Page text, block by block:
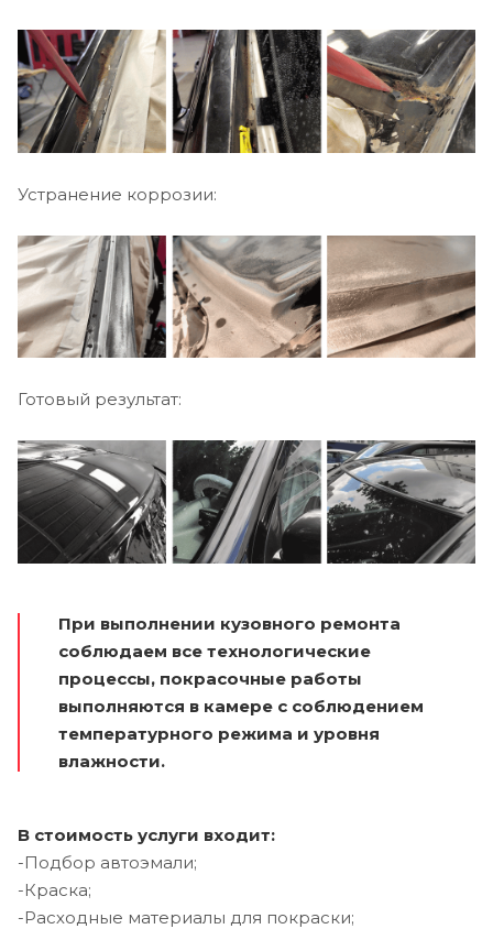
Устранение коррозии:
Готовый результат:
При выполнении кузовного ремонта
соблюдаем все технологические
процессы, покрасочные работы
выполняются в камере с соблюдением
температурного режима и уровня
влажности.
В стоимость услуги входит:
-Подбор автоэмали;
-Краска;
-Расходные материалы для покраски;